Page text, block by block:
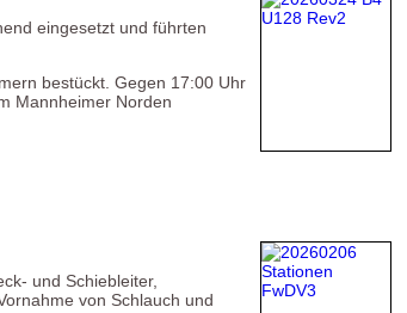
eingesetzt und führten
bestückt. Gegen 17:00 Uhr
Mannheimer Norden
und Schiebleiter,
von Schlauch und